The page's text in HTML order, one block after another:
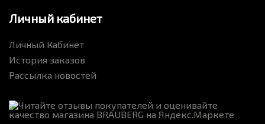
Личный кабинет
Личный Кабинет
История заказов
Рассылка новостей